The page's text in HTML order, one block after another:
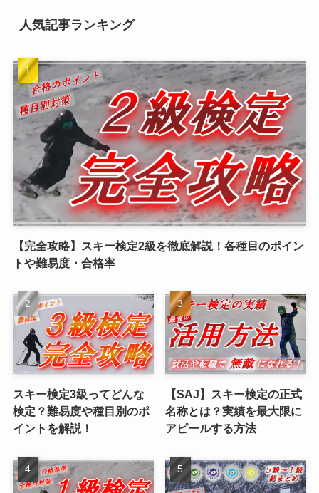
人気記事ランキング
【完全攻略】スキー検定2級を徹底解説！各種目のポイン
トや難易度・合格率
スキー検定3級ってどんな
検定？難易度や種目別のポ
イントを解説！
【SAJ】スキー検定の正式
名称とは？実績を最大限に
アピールする方法